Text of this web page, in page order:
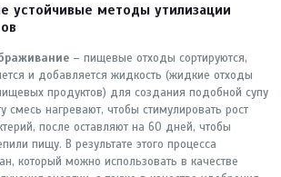
устойчивые методы утилизации
– пищевые отходы сортируются,
и добавляется жидкость (жидкие отходы
продуктов) для создания подобной супу
смесь нагревают, чтобы стимулировать рост
после оставляют на 60 дней, чтобы
пищу. В результате этого процесса
который можно использовать в качестве